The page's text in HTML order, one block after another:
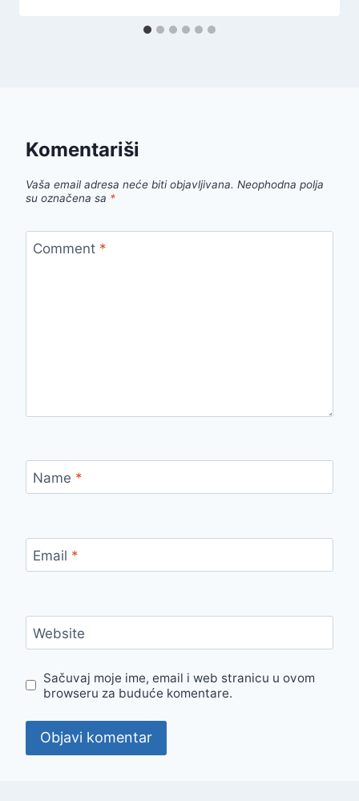
Komentariši
Vaša email adresa neće biti objavljivana. Neophodna polja
su označena sa *
Comment *
Name *
Email *
Website
Sačuvaj moje ime, email i web stranicu u ovom
browseru za buduće komentare.